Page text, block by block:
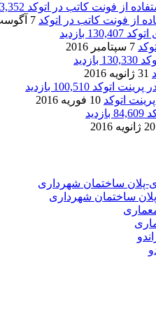
183,352
از فونت کاتب در اتوکد 7 آگوست 2017
130,407 بازدید
7 سپتامبر 2016
130,330 بازدید
31 ژانویه 2016
100,510 بازدید
اتوکد 10 فوریه 2016
84,609 بازدید
20 ژانویه 2016
ساختمان شهرداری